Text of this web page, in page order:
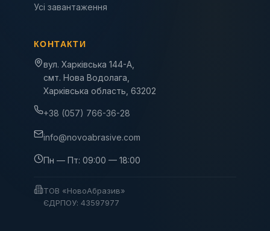
Усі завантаження
КОНТАКТИ
вул. Харківська 144-А,
смт. Нова Водолага,
Харківська область, 63202
+38 (057) 766-36-28
info@novoabrasive.com
Пн — Пт: 09:00 — 18:00
ТОВ «НовоАбразив»
ЄДРПОУ: 43597977